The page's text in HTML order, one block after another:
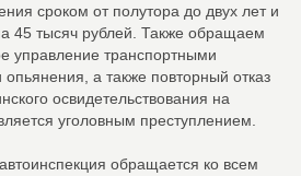
сроком от полутора до двух лет и
45 тысяч рублей. Также обращаем
управление транспортными
а также повторный отказ
освидетельствования на
уголовным преступлением.
обращается ко всем